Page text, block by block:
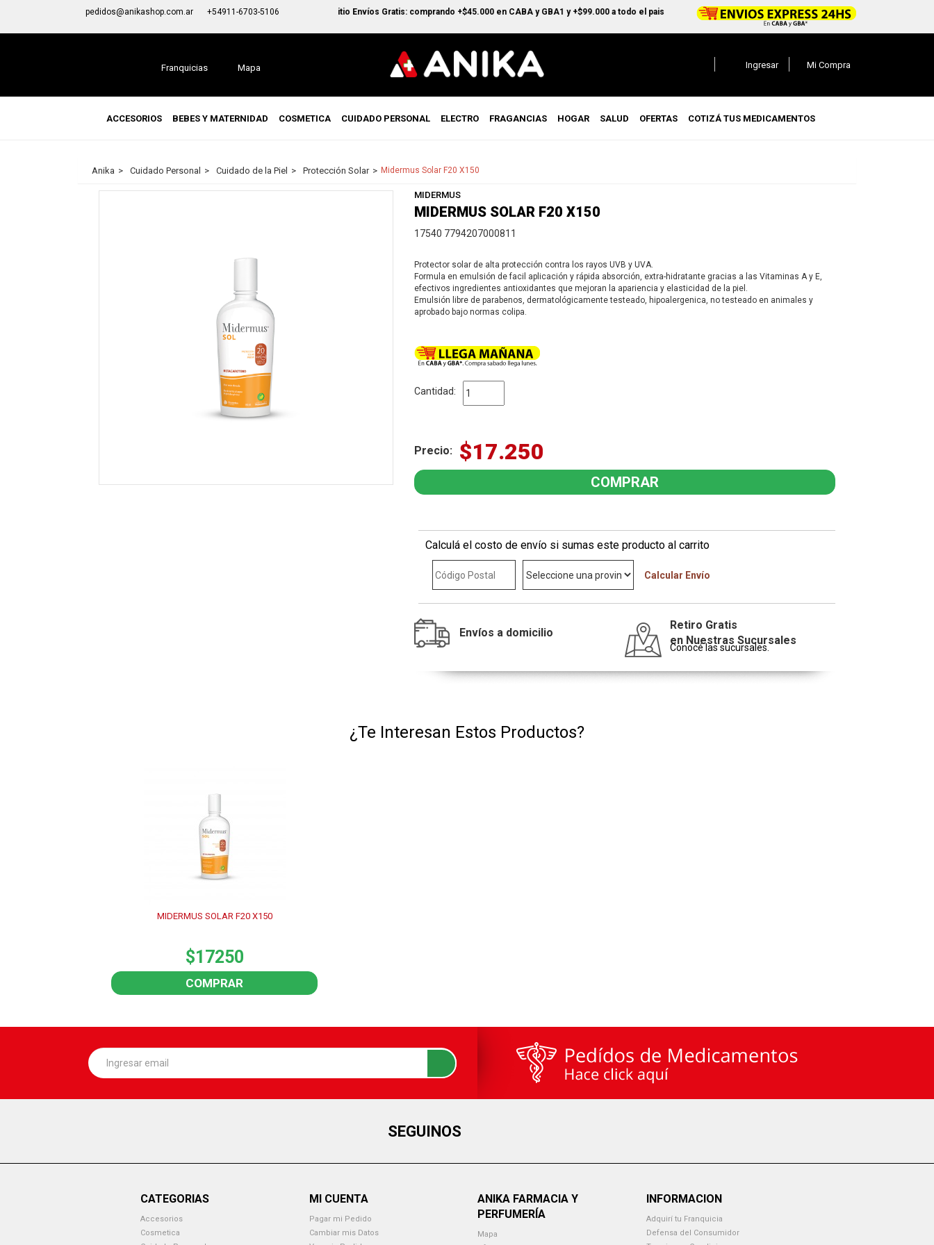
pedidos@anikashop.com.ar +54911-6703-5106
3 cuotas sin interés en todo el sitio Envíos Gratis: comprando +$45.000 en CABA y GBA1 y +$99.000 a todo el pais
Franquicias Mapa Mi Compra
Ingresar
ACCESORIOS BEBES Y MATERNIDAD COSMETICA CUIDADO PERSONAL ELECTRO FRAGANCIAS HOGAR SALUD OFERTAS COTIZÁ TUS MEDICAMENTOS
Anika Cuidado Personal Cuidado de la Piel Protección Solar Midermus Solar F20 X150
MIDERMUS
MIDERMUS SOLAR F20 X150
17540 7794207000811
Protector solar de alta protección contra los rayos UVB y UVA.
Formula en emulsión de facil aplicación y rápida absorción, extra-hidratante gracias a las Vitaminas A y E,
efectivos ingredientes antioxidantes que mejoran la apariencia y elasticidad de la piel.
Emulsión libre de parabenos, dermatológicamente testeado, hipoalergenica, no testeado en animales y
aprobado bajo normas colipa.
Cantidad:
Precio: $17.250
Calculá el costo de envío si sumas este producto al carrito
Calcular Envío
Envíos a domicilio
Retiro Gratis
en Nuestras Sucursales
Conocé las sucursales.
¿Te Interesan Estos Productos?
MIDERMUS SOLAR F20 X150
$17250
COMPRAR
SEGUINOS
CATEGORIAS
Accesorios
Cosmetica
MI CUENTA
Pagar mi Pedido
Cambiar mis Datos
ANIKA FARMACIA Y
PERFUMERÍA
Mapa
INFORMACION
Adquirí tu Franquicia
Defensa del Consumidor